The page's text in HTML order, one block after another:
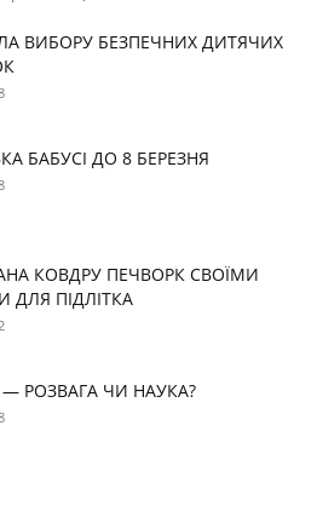
ВИБОРУ БЕЗПЕЧНИХ ДИТЯЧИХ
БАБУСІ ДО 8 БЕРЕЗНЯ
КОВДРУ ПЕЧВОРК СВОЇМИ
ДЛЯ ПІДЛІТКА
РОЗВАГА ЧИ НАУКА?